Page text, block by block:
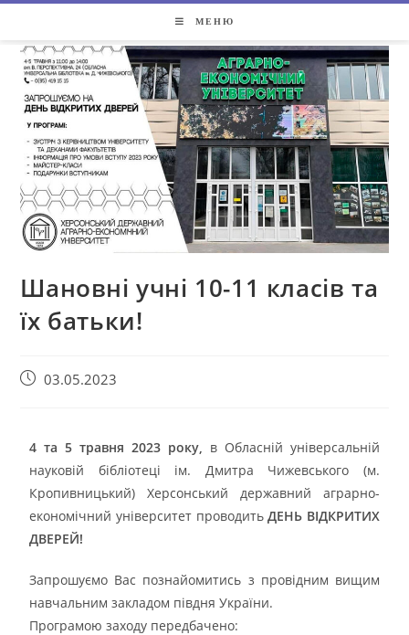
МЕНЮ
Шановні учні 10-11 класів та
їх батьки!
03.05.2023
4 та 5 травня 2023 року,
в Обласній універсальній
науковій бібліотеці ім. Дмитра Чижевського (м.
Кропивницький) Херсонський державний аграрно-
економічний університет проводитьДЕНЬ ВІДКРИТИХ
ДВЕРЕЙ!
Запрошуємо Вас познайомитись з провідним вищим
навчальним закладом півдня України.
Програмою заходу передбачено: